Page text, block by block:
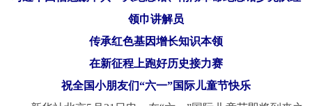
领巾讲解员
传承红色基因增长知识本领
在新征程上跑好历史接力赛
祝全国小朋友们“六一”国际儿童节快乐